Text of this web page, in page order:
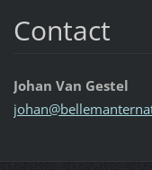
Contact
Johan Van Gestel
johan@bellemante